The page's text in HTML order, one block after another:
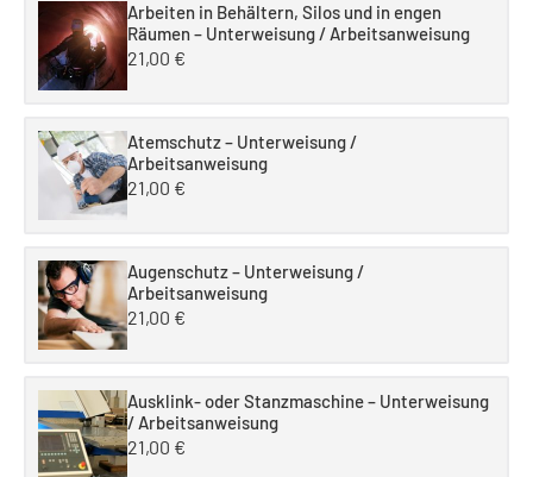
Arbeiten in Behältern, Silos und in engen
Räumen – Unterweisung / Arbeitsanweisung
21,00 €
Atemschutz – Unterweisung /
Arbeitsanweisung
21,00 €
Augenschutz – Unterweisung /
Arbeitsanweisung
21,00 €
Ausklink- oder Stanzmaschine – Unterweisung
/ Arbeitsanweisung
21,00 €